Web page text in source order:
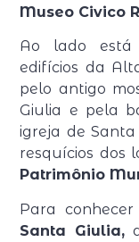
Museo Civico
Ao lado está
edifícios da
pelo antigo
Giulia e pela
igreja de Santa
resquícios dos
Patrimônio
Para
Santa Giulia,